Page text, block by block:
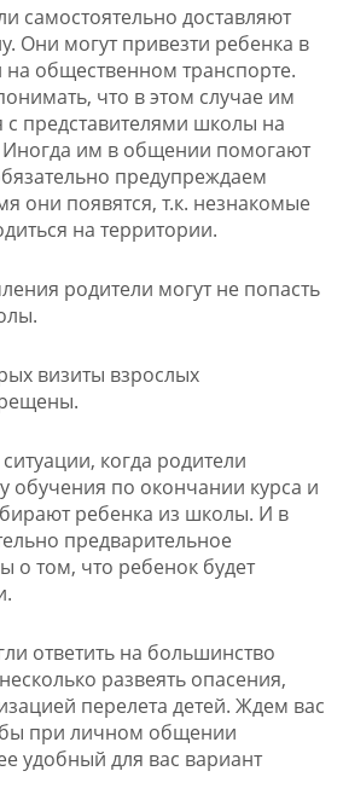
самостоятельно доставляют
Они могут привезти ребенка в
на общественном транспорте.
что в этом случае им
с представителями школы на
Иногда им в общении помогают
предупреждаем
они появятся, т.к. незнакомые
на территории.
родители могут не попасть
визиты взрослых
когда родители
обучения по окончании курса и
ребенка из школы. И в
предварительное
о том, что ребенок будет
ответить на большинство
развеять опасения,
перелета детей. Ждем вас
при личном общении
удобный для вас вариант